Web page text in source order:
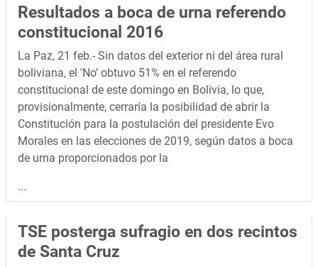
Resultados a boca de urna referendo
constitucional 2016
La Paz, 21 feb.- Sin datos del exterior ni del área rural
boliviana, el 'No' obtuvo 51% en el referendo
constitucional de este domingo en Bolivia, lo que,
provisionalmente, cerraría la posibilidad de abrir la
Constitución para la postulación del presidente Evo
Morales en las elecciones de 2019, según datos a boca
de urna proporcionados por la
...
TSE posterga sufragio en dos recintos
de Santa Cruz